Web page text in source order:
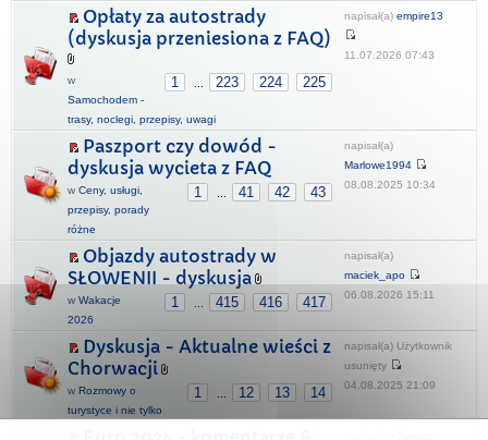
Opłaty za autostrady
(dyskusja przeniesiona z FAQ)
1 ... 223 224 225
w
Samochodem -
trasy, noclegi, przepisy, uwagi
napisał(a) empire13
11.07.2026 07:43
Paszport czy dowód -
dyskusja wycieta z FAQ
1 ... 41 42 43
w Ceny, usługi,
przepisy, porady
różne
napisał(a)
Marlowe1994
08.08.2025 10:34
Objazdy autostrady w
SŁOWENII - dyskusja
1 ... 415 416 417
w Wakacje
2026
napisał(a)
maciek_apo
06.08.2026 15:11
Dyskusja - Aktualne wieści z
Chorwacji
1 ... 12 13 14
w Rozmowy o
turystyce i nie tylko
napisał(a) Użytkownik
usunięty
04.08.2025 21:09